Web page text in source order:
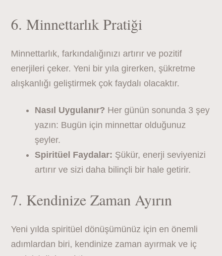
6. Minnettarlık Pratiği
Minnettarlık, farkındalığınızı artırır ve pozitif
enerjileri çeker. Yeni bir yıla girerken, şükretme
alışkanlığı geliştirmek çok faydalı olacaktır.
Nasıl Uygulanır? Her günün sonunda 3 şey
yazın: Bugün için minnettar olduğunuz
şeyler.
Spiritüel Faydalar: Şükür, enerji seviyenizi
artırır ve sizi daha bilinçli bir hale getirir.
7. Kendinize Zaman Ayırın
Yeni yılda spiritüel dönüşümünüz için en önemli
adımlardan biri, kendinize zaman ayırmak ve iç